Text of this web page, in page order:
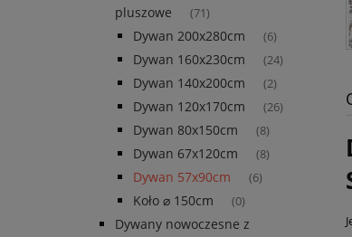
pluszowe
(71)
Dywan 200x280cm (6)
Dywan 160x230cm (24)
Dywan 140x200cm (2)
Dywan 120x170cm (26)
Dywan 80x150cm (8)
Dywan 67x120cm (8)
Dywan 57x90cm (6)
Koło ⌀ 150cm (0)
Dywany nowoczesne z